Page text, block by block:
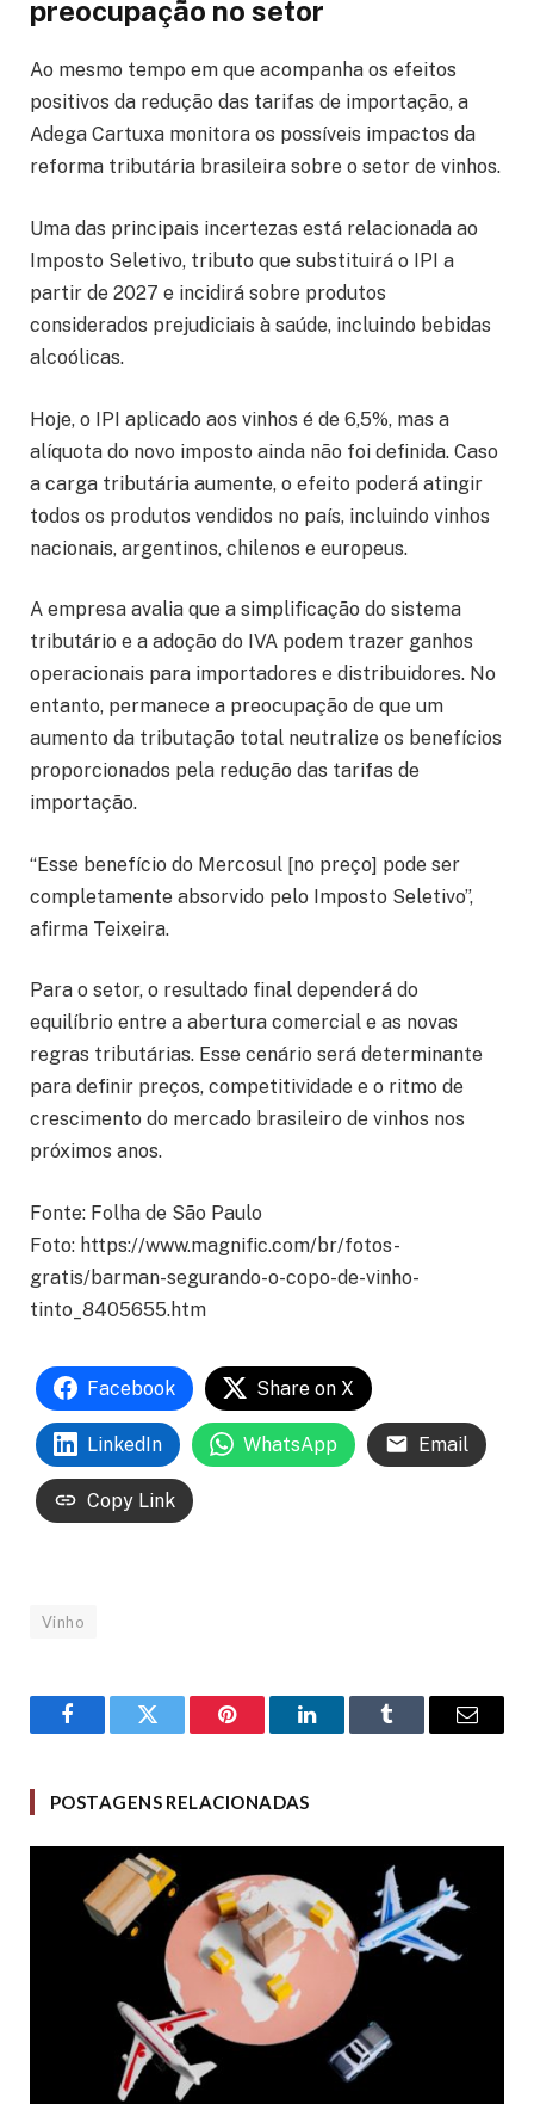
preocupação no setor
Ao mesmo tempo em que acompanha os efeitos
positivos da redução das tarifas de importação, a
Adega Cartuxa monitora os possíveis impactos da
reforma tributária brasileira sobre o setor de vinhos.
Uma das principais incertezas está relacionada ao
Imposto Seletivo, tributo que substituirá o IPI a
partir de 2027 e incidirá sobre produtos
considerados prejudiciais à saúde, incluindo bebidas
alcoólicas.
Hoje, o IPI aplicado aos vinhos é de 6,5%, mas a
alíquota do novo imposto ainda não foi definida. Caso
a carga tributária aumente, o efeito poderá atingir
todos os produtos vendidos no país, incluindo vinhos
nacionais, argentinos, chilenos e europeus.
A empresa avalia que a simplificação do sistema
tributário e a adoção do IVA podem trazer ganhos
operacionais para importadores e distribuidores. No
entanto, permanece a preocupação de que um
aumento da tributação total neutralize os benefícios
proporcionados pela redução das tarifas de
importação.
“Esse benefício do Mercosul [no preço] pode ser
completamente absorvido pelo Imposto Seletivo”,
afirma Teixeira.
Para o setor, o resultado final dependerá do
equilíbrio entre a abertura comercial e as novas
regras tributárias. Esse cenário será determinante
para definir preços, competitividade e o ritmo de
crescimento do mercado brasileiro de vinhos nos
próximos anos.
Fonte: Folha de São Paulo
Foto: https://www.magnific.com/br/fotos-
gratis/barman-segurando-o-copo-de-vinho-
tinto_8405655.htm
Facebook Share on X
LinkedIn WhatsApp Email
Copy Link
Vinho
FacebookTwitter Pinterest LinkedInTumblr Email
POSTAGENS RELACIONADAS